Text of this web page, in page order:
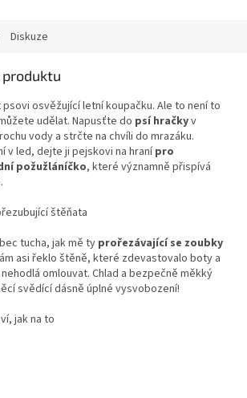
Diskuze
osvěžující letní koupačku. Ale to není to
udělat. Napusťte do psí hračkyv
vody a strčte na chvíli do mrazáku.
v led, dejte ji pejskovi na hranípro
požužláníčko, které významně přispívá
štěňata
tucha, jak mě ty prořezávající se zoubky
asi řeklo štěně, které zdevastovalo boty a
omlouvat. Chlad a bezpečně měkký
svědící dásně úplné vysvobození!
jak na to